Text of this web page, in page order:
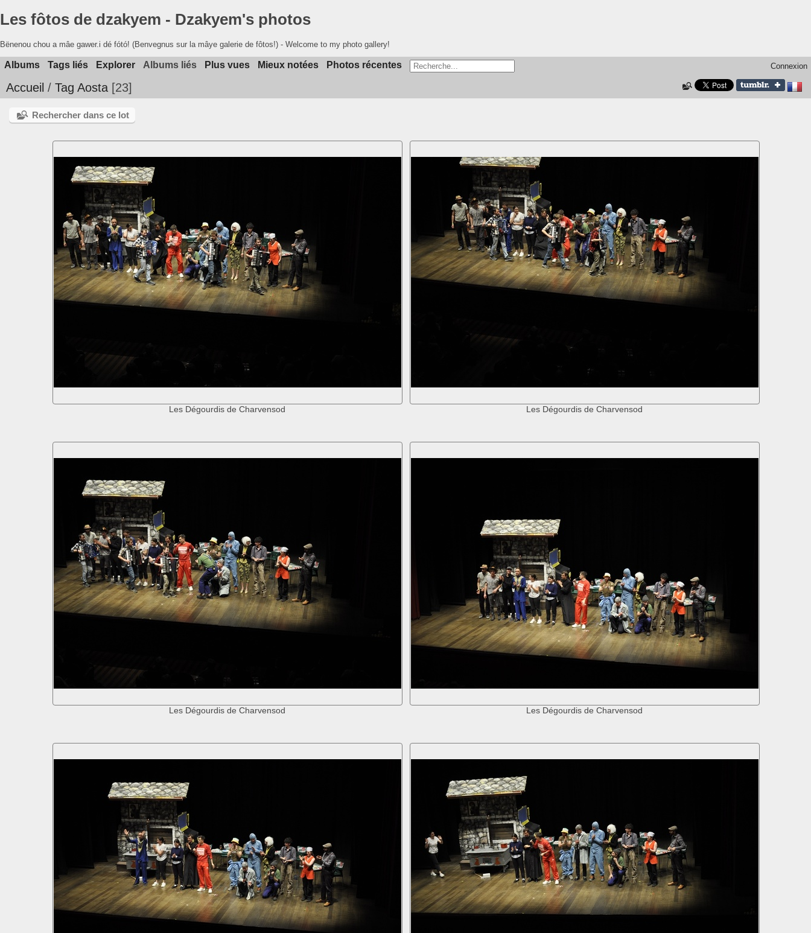
Les fôtos de dzakyem - Dzakyem's photos
Bënenou chou a mâe gawer.i dé fótó! (Benvegnus sur la mâye galerie de fôtos!) - Welcome to my photo gallery!
Albums Tags liés Explorer Albums liés Plus vues Mieux notées Photos récentes Connexion
Accueil / Tag Aosta 23
Rechercher dans ce lot
Les Dégourdis de Charvensod Les Dégourdis de Charvensod
Les Dégourdis de Charvensod Les Dégourdis de Charvensod